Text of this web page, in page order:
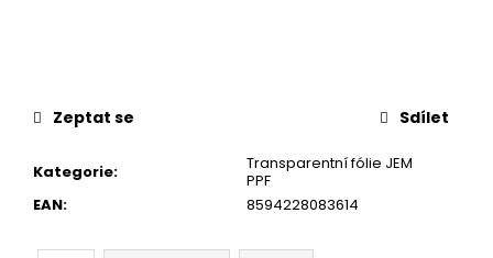
Kategorie:
Transparentní fólie JEM
PPF
EAN: 8594228083614
Zeptat se Sdílet
m
e